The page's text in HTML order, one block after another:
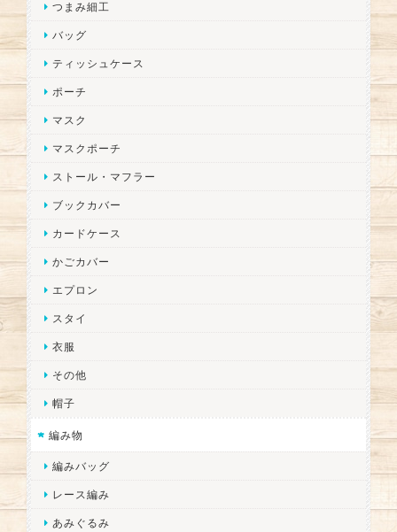
つまみ細工
バッグ
ティッシュケース
ポーチ
マスク
マスクポーチ
ストール・マフラー
ブックカバー
カードケース
かごカバー
エプロン
スタイ
衣服
その他
帽子
編み物
編みバッグ
レース編み
あみぐるみ